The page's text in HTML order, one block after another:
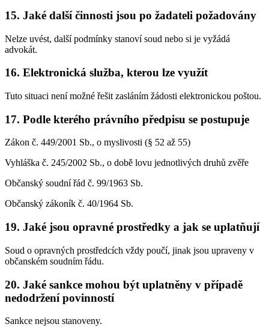
15. Jaké další činnosti jsou po žadateli požadovány
Nelze uvést, další podmínky stanoví soud nebo si je vyžádá
advokát.
16. Elektronická služba, kterou lze využít
Tuto situaci není možné řešit zasláním žádosti elektronickou poštou.
17. Podle kterého právního předpisu se postupuje
Zákon č. 449/2001 Sb., o myslivosti (§ 52 až 55)
Vyhláška č. 245/2002 Sb., o době lovu jednotlivých druhů zvěře
Občanský soudní řád č. 99/1963 Sb.
Občanský zákoník č. 40/1964 Sb.
19. Jaké jsou opravné prostředky a jak se uplatňují
Soud o opravných prostředcích vždy poučí, jinak jsou upraveny v
občanském soudním řádu.
20. Jaké sankce mohou být uplatněny v případě
nedodržení povinností
Sankce nejsou stanoveny.